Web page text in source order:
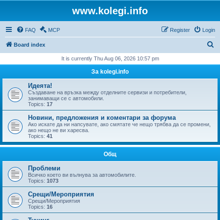
www.kolegi.info
FAQ MCP Login
Register
Board index
r
It is currently Thu Aug 06, 2026 10:57 pm
За kolegi.info
Идеята!
Създаване на връзка между отделните сервизи и потребители,
занимаващи се с автомобили.
Topics: 17
Новини, предложения и коментари за форума
Ако искате да ни напсувате, ако смятате че нещо трябва да се промени,
ако нещо не ви харесва.
Topics: 41
Общ
Проблеми
Всичко което ви вълнува за автомобилите.
Topics: 1073
Срещи/Мероприятия
Срещи/Мероприятия
Topics: 16